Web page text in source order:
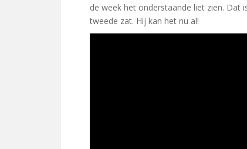
de week het onderstaande liet zien. Dat
tweede zat. Hij kan het nu al!